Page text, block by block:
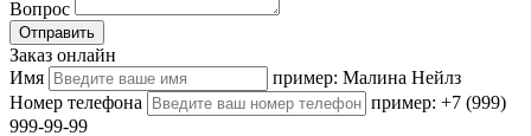
Вопрос
Отправить
Заказ онлайн
Имя
пример: Малина Нейлз
Номер телефона
пример: +7 (999)
999-99-99